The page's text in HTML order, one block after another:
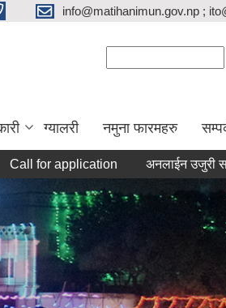
info@matihanimun.gov.np ;
ग्यालरी नमुना फारमहरु
for application अनलाईन उजुरी